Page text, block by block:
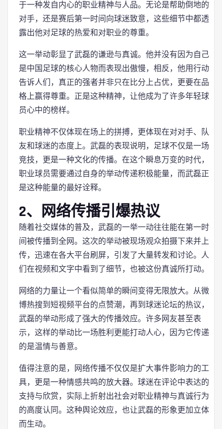
于一种发自内心的职业精神与人品。无论是帮助倒地的
对手，还是赛后第一时间向球迷致意，这些细节中都透
露出他对足球的热爱和对职业的尊重。
这一举动彰显了武磊的谦逊与真诚。他并没有因为自己
是中国足球的核心人物而表现出傲慢，相反，他用行动
告诉人们，真正的强者并非只在比分上占优，更要在品
格上赢得尊重。正是这种精神，让他成为了许多年轻球
员心中的榜样。
职业精神不仅体现在场上的拼搏，更体现在对对手、队
友和球迷的态度上。武磊的表现说明，足球不仅是一场
竞技，更是一种文化的传播。在这个瞬息万变的时代，
职业球员需要通过自身的举动传递积极能量，而武磊正
是这种能量的最好诠释。
2、网络传播引爆热议
随着社交媒体的普及，武磊的一举一动往往能在第一时
间被传播到全网。这次的举动被现场观众拍摄下来并上
传，迅速在各大平台刷屏，引发了大量转发和讨论。人
们在视频和文字中看到了细节，也被这份真诚所打动。
网络的力量让一个看似简单的瞬间变得无限放大。从微
博热搜到短视频平台的点赞潮，再到球迷论坛的热议，
武磊的举动形成了强大的传播效应。许多网友甚至表
示，这样的举动比一场胜利更能打动人心，因为它传递
的是温情与善意。
值得注意的是，网络传播不仅仅是扩大事件影响力的工
具，更是一种情感共鸣的放大器。球迷在评论中表达的
支持与欣赏，实际上折射出社会对职业精神与真诚行为
的高度认同。这种舆论效应，也让武磊的形象更加立体
而生动。